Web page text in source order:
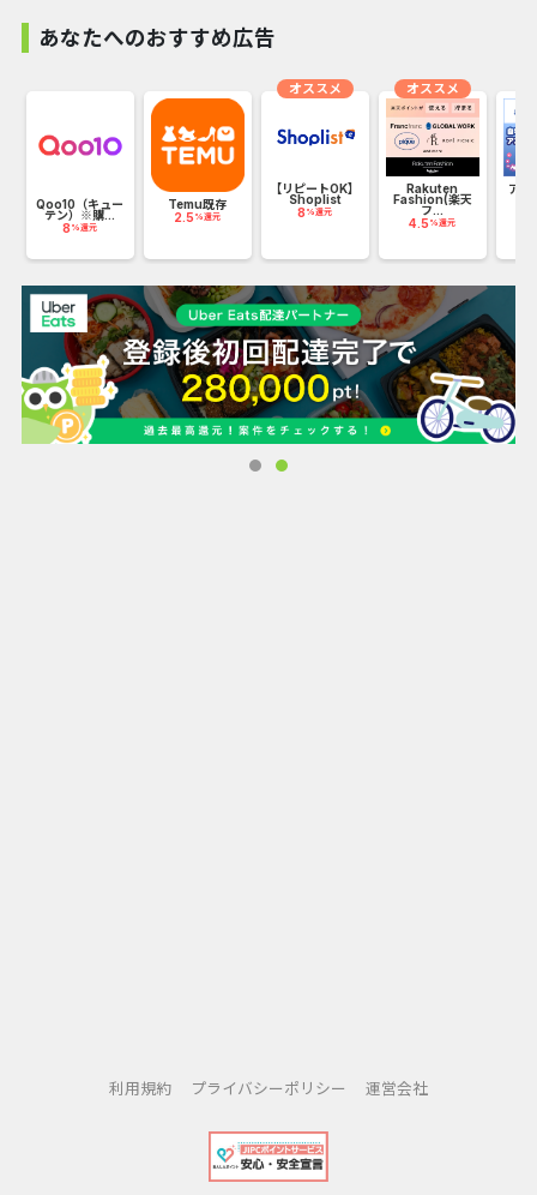
ムが紹介されています。
お祝いコンシェルジュによる手厚いサポートも人気の秘密で
す！
あなたへのおすすめ広告
Qoo10（キュー
テン）※購...
8 %還元
Temu既存
2.5 %還元
【リピートOK】
Shoplist
8 %還元
オススメ
Rakuten
Fashion(楽天
フ...
4.5 %還元
オススメ
アニ
利用規約 プライバシーポリシー 運営会社